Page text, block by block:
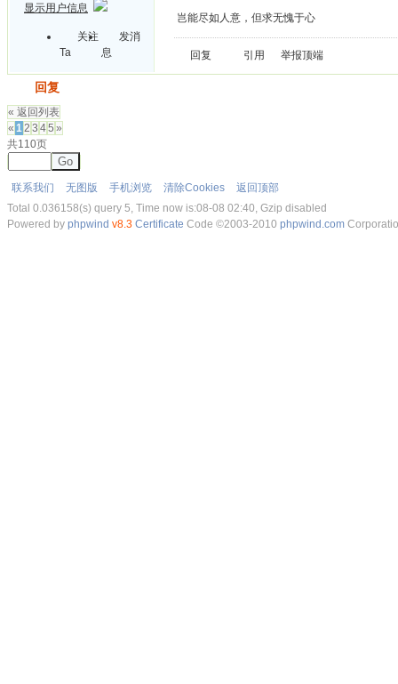
显示用户信息
关注
Ta
发消
息
岂能尽如人意，但求无愧于心
回复 引用 举报顶端
回复
« 返回列表
« 12 3 45 »
共110页
Go
联系我们 无图版 手机浏览 清除Cookies
返回顶部
Total 0.036158(s) query 5, Time now is:08-08 02:40, Gzip disabled
Powered by phpwind v8.3 Certificate Code ©2003-2010 phpwind.com